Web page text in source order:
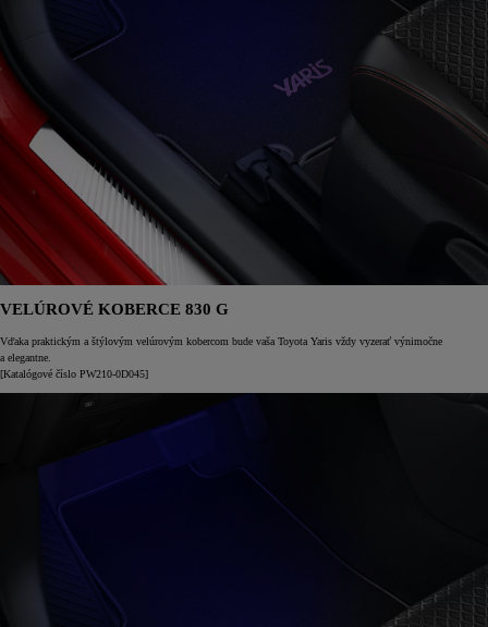
VELÚROVÉ KOBERCE 830 G
Vďaka praktickým a štýlovým velúrovým kobercom bude vaša Toyota Yaris vždy vyzerať výnimočne
a elegantne.
[Katalógové číslo PW210-0D045]